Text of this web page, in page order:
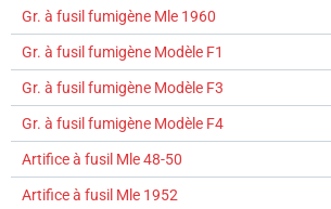
Gr. à fusil fumigène Mle 1960
Gr. à fusil fumigène Modèle F1
Gr. à fusil fumigène Modèle F3
Gr. à fusil fumigène Modèle F4
Artifice à fusil Mle 48-50
Artifice à fusil Mle 1952